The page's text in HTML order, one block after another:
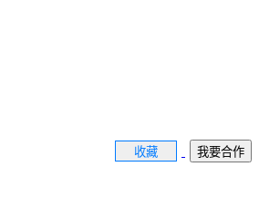
收藏 我要合作